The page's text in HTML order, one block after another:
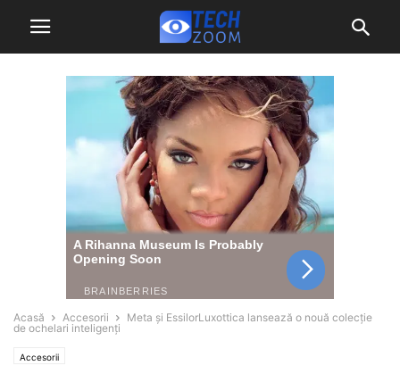
Acasă Accesorii
Meta și EssilorLuxottica lansează o nouă colecție
de ochelari inteligenți
Accesorii